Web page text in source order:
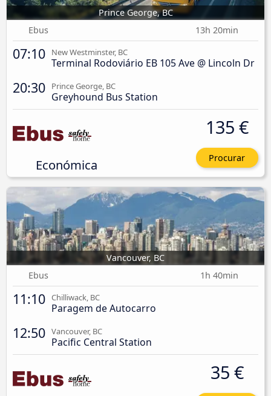
Prince George, BC
Ebus
13h 20min
07:10 New Westminster, BC
Terminal Rodoviário EB 105 Ave @ Lincoln Dr
20:30 Prince George, BC
Greyhound Bus Station
Económica
135 €
Procurar
Vancouver, BC
Ebus
1h 40min
11:10 Chilliwack, BC
Paragem de Autocarro
12:50 Vancouver, BC
Pacific Central Station
35 €